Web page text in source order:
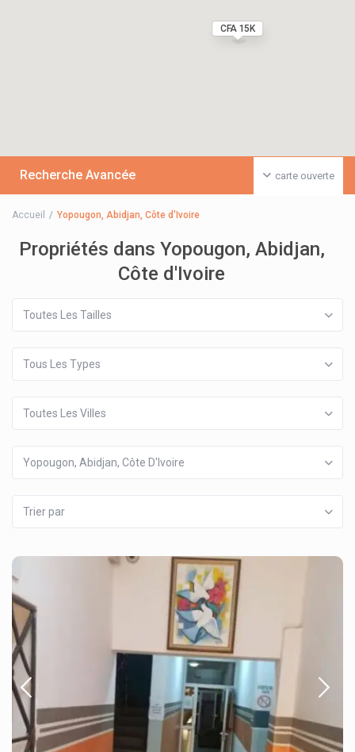
CFA 15K
carte ouverte
Recherche Avancée
Accueil Yopougon, Abidjan, Côte d'Ivoire
Propriétés dans Yopougon, Abidjan,
Côte d'Ivoire
Toutes Les Tailles
Tous Les Types
Toutes Les Villes
Yopougon, Abidjan, Côte D'Ivoire
Trier par